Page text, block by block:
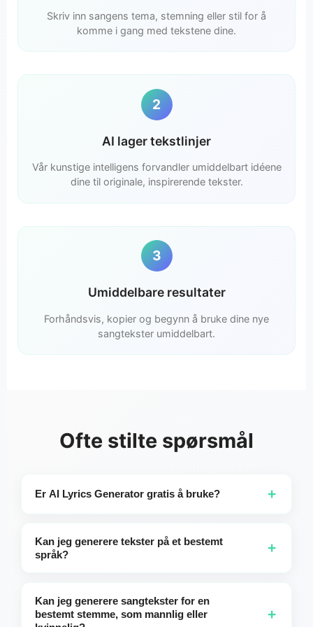
Skriv inn sangens tema, stemning eller stil for å
komme i gang med tekstene dine.
2
AI lager tekstlinjer
Vår kunstige intelligens forvandler umiddelbart idéene
dine til originale, inspirerende tekster.
3
Umiddelbare resultater
Forhåndsvis, kopier og begynn å bruke dine nye
sangtekster umiddelbart.
Ofte stilte spørsmål
Er AI Lyrics Generator gratis å bruke? +
dag. Abonnenter får ubegrenset tilgang.
Kan jeg generere tekster på et bestemt
språk?
+
eksempel: "en bursdagssang på engelsk for min 10 år
gamle sønn Hunter"—vil teksten til sangen bli generert på
det språket. Hvis du ikke spesifiserer, vil teksten til
Kan jeg generere sangtekster for en
bestemt stemme, som mannlig eller
+